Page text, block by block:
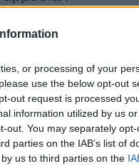
or processing of your
use the below opt-out
out request is processed
information utilized by us
out. You may separately
parties on the IAB’s list of
us to third parties on the
και
διαδικασιών
ότι
Διεθνών
με σκοπό τη